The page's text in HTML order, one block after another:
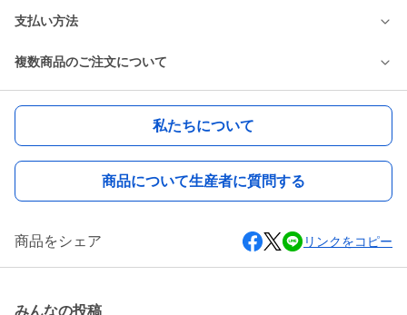
支払い方法
複数商品のご注文について
私たちについて
商品について生産者に質問する
商品をシェア リンクをコピー
みんなの投稿